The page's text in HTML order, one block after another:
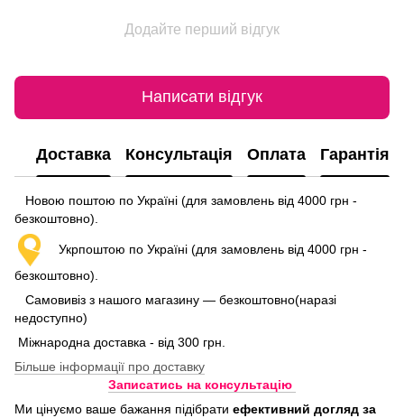
Додайте перший відгук
Написати відгук
Доставка Консультація Оплата Гарантія
Новою поштою по Україні (для замовлень від 4000 грн -
безкоштовно).
Укрпоштою по Україні (для замовлень від 4000 грн -
безкоштовно).
Самовивіз з нашого магазину — безкоштовно(наразі
недоступно)
Міжнародна доставка - від 300 грн.
Більше інформації про доставку
Записатись на консультацію
Ми цінуємо ваше бажання підібрати ефективний догляд за